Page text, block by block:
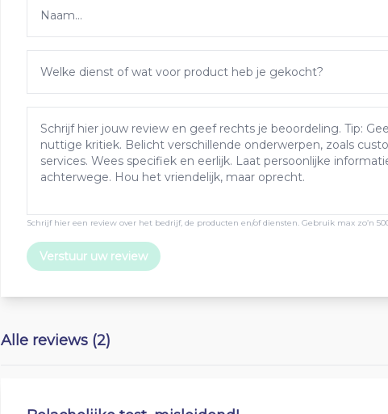
Schrijf hier een review over het bedrijf, de producten en/of diensten. Gebruik max zo’n
Verstuur uw review
Alle reviews (2)